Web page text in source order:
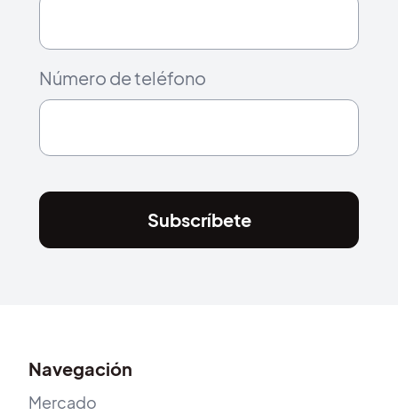
Número de teléfono
Subscríbete
Navegación
Mercado